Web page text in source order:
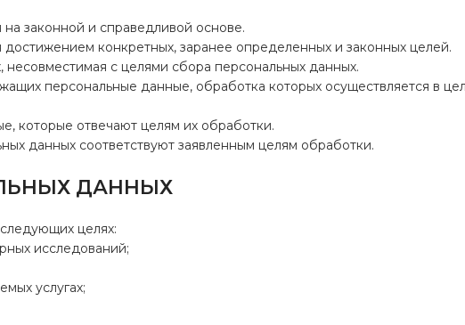
законной и справедливой основе.
конкретных, заранее определенных и законных целей.
с целями сбора персональных данных.
персональные данные, обработка которых осуществляется в
которые отвечают целям их обработки.
данных соответствуют заявленным целям обработки.
ДАННЫХ
целях:
исследований;
услугах;